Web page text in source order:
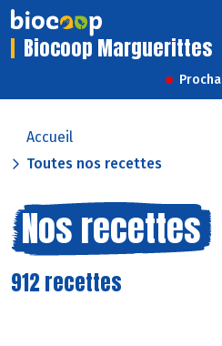
Biocoop Marguerittes
Accueil
Toutes nos recettes
Nos recettes
912 recettes